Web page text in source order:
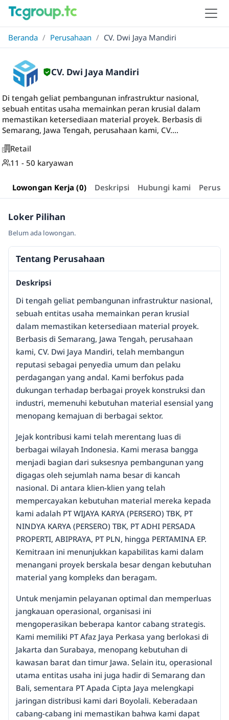
Beranda / Perusahaan / CV. Dwi Jaya Mandiri
CV. Dwi Jaya Mandiri
Di tengah geliat pembangunan infrastruktur nasional,
sebuah entitas usaha memainkan peran krusial dalam
memastikan ketersediaan material proyek. Berbasis di
Semarang, Jawa Tengah, perusahaan kami, CV....
Retail
11 - 50 karyawan
Lowongan Kerja (0) Deskripsi Hubungi kami
Loker Pilihan
Belum ada lowongan.
Tentang Perusahaan
Deskripsi
Di tengah geliat pembangunan infrastruktur nasional,
sebuah entitas usaha memainkan peran krusial
dalam memastikan ketersediaan material proyek.
Berbasis di Semarang, Jawa Tengah, perusahaan
kami, CV. Dwi Jaya Mandiri, telah membangun
reputasi sebagai penyedia umum dan pelaku
perdagangan yang andal. Kami berfokus pada
dukungan terhadap berbagai proyek konstruksi dan
industri, memenuhi kebutuhan material esensial yang
menopang kemajuan di berbagai sektor.
Jejak kontribusi kami telah merentang luas di
berbagai wilayah Indonesia. Kami merasa bangga
menjadi bagian dari suksesnya pembangunan yang
digagas oleh sejumlah nama besar di kancah
nasional. Di antara klien-klien yang telah
mempercayakan kebutuhan material mereka kepada
kami adalah PT WIJAYA KARYA (PERSERO) TBK, PT
NINDYA KARYA (PERSERO) TBK, PT ADHI PERSADA
PROPERTI, ABIPRAYA, PT PLN, hingga PERTAMINA EP.
Kemitraan ini menunjukkan kapabilitas kami dalam
menangani proyek berskala besar dengan kebutuhan
material yang kompleks dan beragam.
Untuk menjamin pelayanan optimal dan memperluas
jangkauan operasional, organisasi ini
mengoperasikan beberapa kantor cabang strategis.
Kami memiliki PT Afaz Jaya Perkasa yang berlokasi di
Jakarta dan Surabaya, menopang kebutuhan di
kawasan barat dan timur Jawa. Selain itu, operasional
utama entitas usaha ini juga hadir di Semarang dan
Bali, sementara PT Apada Cipta Jaya melengkapi
jaringan distribusi kami dari Boyolali. Keberadaan
cabang-cabang ini memastikan bahwa kami dapat